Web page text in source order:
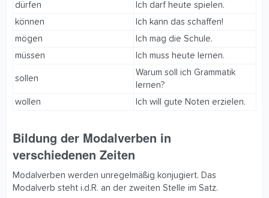
dürfen
Ich darf heute spielen.
können
Ich kann das schaffen!
mögen
Ich mag die Schule.
müssen
Ich muss heute lernen.
sollen
Warum soll ich Grammatik
lernen?
wollen
Ich will gute Noten erzielen.
Bildung der Modalverben in
verschiedenen Zeiten​
Modalverben werden unregelmäßig konjugiert. Das
Modalverb steht i.d.R. an der zweiten Stelle im Satz.